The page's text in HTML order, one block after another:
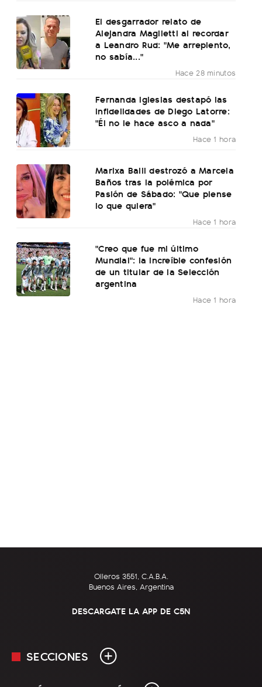
El desgarrador relato de
Alejandra Maglietti al recordar
a Leandro Rud: "Me arrepiento,
no sabía..."
Hace 28 minutos
Fernanda Iglesias destapó las
infidelidades de Diego Latorre:
"Él no le hace asco a nada"
Hace 1 hora
Marixa Balli destrozó a Marcela
Baños tras la polémica por
Pasión de Sábado: "Que piense
lo que quiera"
Hace 1 hora
"Creo que fue mi último
Mundial": la increíble confesión
de un titular de la Selección
argentina
Hace 1 hora
Olleros 3551, C.A.B.A.
Buenos Aires, Argentina
DESCARGATE LA APP DE C5N
SECCIONES